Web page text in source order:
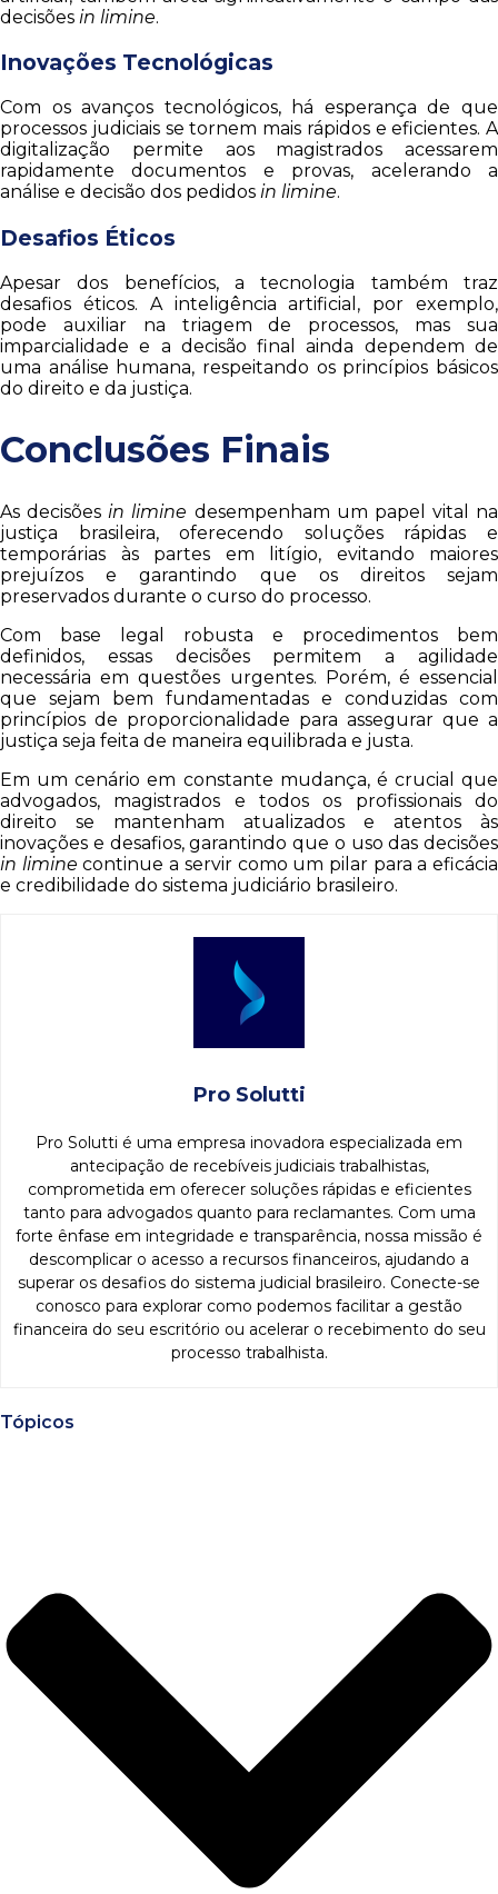
decisões in limine.
Inovações Tecnológicas
Com os avanços tecnológicos, há esperança de que
processos judiciais se tornem mais rápidos e eficientes. A
digitalização permite aos magistrados acessarem
rapidamente documentos e provas, acelerando a
análise e decisão dos pedidos in limine.
Desafios Éticos
Apesar dos benefícios, a tecnologia também traz
desafios éticos. A inteligência artificial, por exemplo,
pode auxiliar na triagem de processos, mas sua
imparcialidade e a decisão final ainda dependem de
uma análise humana, respeitando os princípios básicos
do direito e da justiça.
Conclusões Finais
As decisõesin limine desempenham um papel vital na
justiça brasileira, oferecendo soluções rápidas e
temporárias às partes em litígio, evitando maiores
prejuízos e garantindo que os direitos sejam
preservados durante o curso do processo.
Com base legal robusta e procedimentos bem
definidos, essas decisões permitem a agilidade
necessária em questões urgentes. Porém, é essencial
que sejam bem fundamentadas e conduzidas com
princípios de proporcionalidade para assegurar que a
justiça seja feita de maneira equilibrada e justa.
Em um cenário em constante mudança, é crucial que
advogados, magistrados e todos os profissionais do
direito se mantenham atualizados e atentos às
inovações e desafios, garantindo que o uso das decisões
in limine continue a servir como um pilar para a eficácia
e credibilidade do sistema judiciário brasileiro.
Pro Solutti
Pro Solutti é uma empresa inovadora especializada em
antecipação de recebíveis judiciais trabalhistas,
comprometida em oferecer soluções rápidas e eficientes
tanto para advogados quanto para reclamantes. Com uma
forte ênfase em integridade e transparência, nossa missão é
descomplicar o acesso a recursos financeiros, ajudando a
superar os desafios do sistema judicial brasileiro. Conecte-se
conosco para explorar como podemos facilitar a gestão
financeira do seu escritório ou acelerar o recebimento do seu
processo trabalhista.
Tópicos